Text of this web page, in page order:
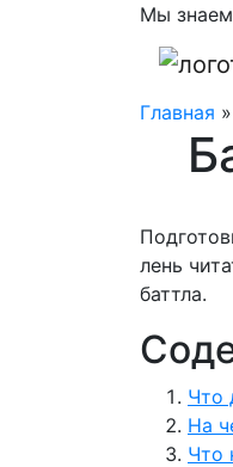
Мы
Главная »
лень
баттла.
Что
На
Что